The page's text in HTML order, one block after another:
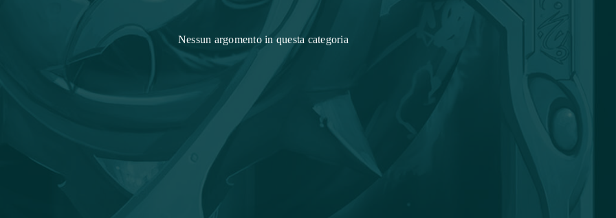
Nessun argomento in questa categoria